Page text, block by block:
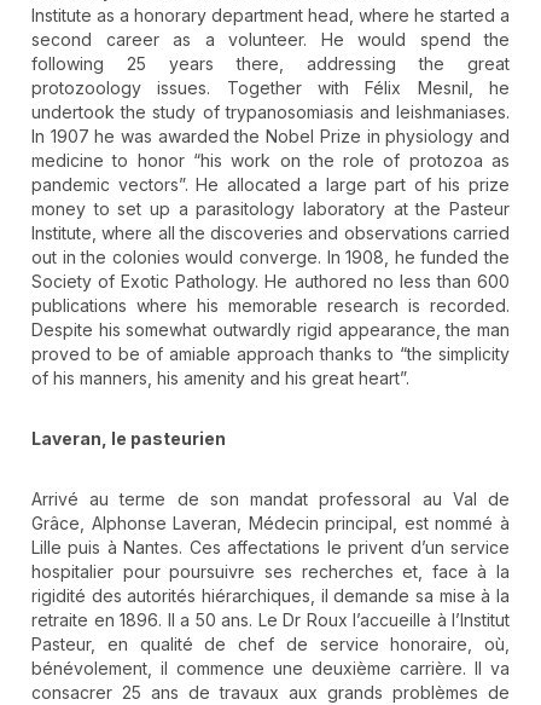
Institute as a honorary department head, where he started a
second career as a volunteer. He would spend the
following 25 years there, addressing the great
protozoology issues. Together with Félix Mesnil, he
undertook the study of trypanosomiasis and leishmaniases.
In 1907 he was awarded the Nobel Prize in physiology and
medicine to honor “his work on the role of protozoa as
pandemic vectors”. He allocated a large part of his prize
money to set up a parasitology laboratory at the Pasteur
Institute, where all the discoveries and observations carried
out in the colonies would converge. In 1908, he funded the
Society of Exotic Pathology. He authored no less than 600
publications where his memorable research is recorded.
Despite his somewhat outwardly rigid appearance, the man
proved to be of amiable approach thanks to “the simplicity
of his manners, his amenity and his great heart”.
Laveran, le pasteurien
Arrivé au terme de son mandat professoral au Val de
Grâce, Alphonse Laveran, Médecin principal, est nommé à
Lille puis à Nantes. Ces affectations le privent d’un service
hospitalier pour poursuivre ses recherches et, face à la
rigidité des autorités hiérarchiques, il demande sa mise à la
retraite en 1896. Il a 50 ans. Le Dr Roux l’accueille à l’Institut
Pasteur, en qualité de chef de service honoraire, où,
bénévolement, il commence une deuxième carrière. Il va
consacrer 25 ans de travaux aux grands problèmes de